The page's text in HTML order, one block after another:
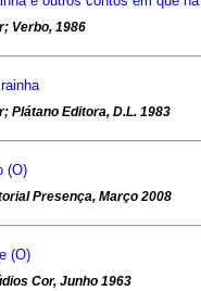
Verbo, 1986
Plátano Editora, D.L. 1983
(O)
Presença, Março 2008
(O)
Cor, Junho 1963